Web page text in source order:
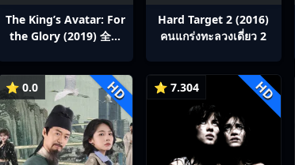
The King’s Avatar: For
the Glory (2019) 全职
Hard Target 2 (2016)
คนแกร่งทะลวงเดี่ยว 2
⭐ 0.0 HD ⭐ 7.304 HD